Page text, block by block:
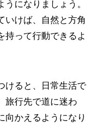
になりましょう。
いけば、自然と方角
持って行動できるよ
けると、日常生活で
旅行先で道に迷わ
向かえるようになり